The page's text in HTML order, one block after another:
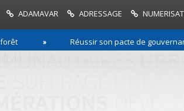
ADAMAVAR ADRESSAGE
Réussir son pacte de gouvernance :